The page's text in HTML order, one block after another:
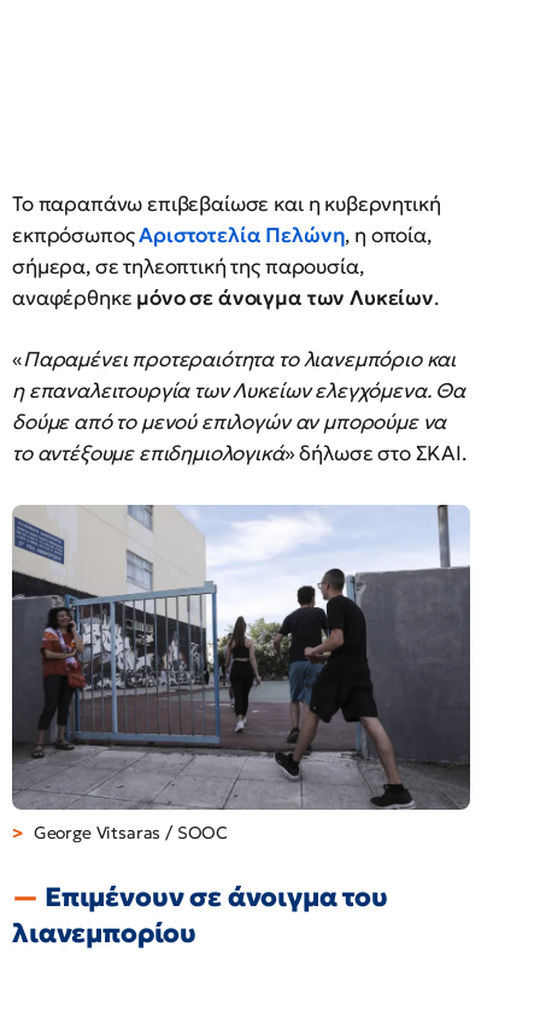
Το παραπάνω επιβεβαίωσε και η κυβερνητική
εκπρόσωποςΑριστοτελία Πελώνη, η οποία,
σήμερα, σε τηλεοπτική της παρουσία,
αναφέρθηκε μόνο σε άνοιγμα των Λυκείων.
«Παραμένει προτεραιότητα το λιανεμπόριο και
η επαναλειτουργία των Λυκείων ελεγχόμενα. Θα
δούμε από το μενού επιλογών αν μπορούμε να
το αντέξουμε επιδημιολογικά» δήλωσε στο ΣΚΑΙ.
George Vitsaras / SOOC
Επιμένουν σε άνοιγμα του
λιανεμπορίου